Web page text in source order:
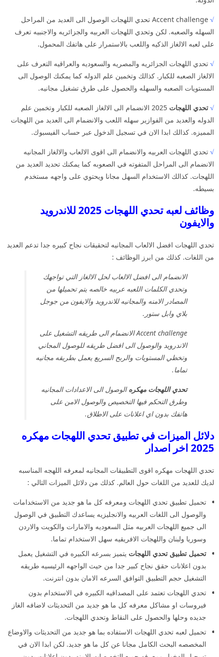
√
Accent challenge تحدي اللهجات الوصول الى العديد من المراحل
السهله والصعبه. لكن وتحدي اللهجات العربيه والجزائريه والاجنبيه تعرف
على لعبه الالغاز الذكيه واللعب بالاستمرار على هاتفك المحمول.
√ تحدي اللهجات الجزائريه والمصريه والسعوديه والعراقيه التعرف على
الالغاز الصعبه للكبار. كذالك وتخمين علم الدوله كما يمكنك الوصول الى
المستويات الصعبه والسهله والحصول على طرق تشغيل مجانيه.
√ تحدي اللهجات
2025 الانضمام الى الالغاز الصعبه للكبار وتخمين علم
الدوله والعديد من الفوازير سهله اللعب والانضمام الى العديد من اللهجات
المميزه. كذالك ابدا الان في تسجيل الدخول عبر حساب الفيسبوك.
√ تحدي اللهجات العربيه والانضمام الى اقوى الالعاب والالغاز المجانيه
الانضمام الى المراحل المتفوته في الصعوبه كما يمكنك تحديد العديد من
اللهجات. كذالك الاستخدام السهل مجانا ويحتوي على واجهه مستخدم
بسيطه.
وظائف لعبه تحدي اللهجات 2025 للاندرويد
والايفون
تحدي اللهجات افضل الالعاب المجانيه لتحقيقات نجاح كبيره جدا تدعم العديد
من اللغات. كذلك من ابرز الوظائف :
الانضمام الى افضل الالعاب لحل الالغاز التي تواجهك
وتحدي الكلمات اللعبه عربيه خالصه يتم تحميلها من
المصادر الامنه والمجانيه للاندرويد والايفون من جوجل
بلاي وابل ستور.
Accent challenge الانضمام الى طريقه التشغيل على
الاندرويد والوصول الى افضل طريقه للوصول المجاني
وتخطي المستويات والربح السريع يعمل بطريقه مجانيه
تماما.
تحدي اللهجات مهكره الوصول الى الاعدادات المجانيه
وطرق التحكم فيها التخصيص والوصول الامن على
هاتفك بدون اي اعلانات على الاطلاق.
دلائل الميزات في تطبيق تحدي اللهجات مهكره
2025 اخر اصدار
تحدي اللهجات مهكره اقوى التطبيقات المجانيه لمعرفه اللهجه المناسبه
لديك للعديد من اللغات حول العالم. كذلك من دلائل الميزات التالي :
تحميل تطبيق تحدي اللهجات ومعرفه كل ما هو جديد من الاستخدامات
والوصول الى اللغات العربيه والانجليزيه يساعدك التطبيق في الوصول
الى جميع اللهجات العربيه مثل السعوديه والامارات والكويت والاردن
وسوريا ولبنان واللهجات الافريقيه سهل الاستخدام تماما.
تحميل تطبيق تحدي اللهجات يتميز بسرعه الكبيره في التشغيل يعمل
بدون اعلانات حقق نجاح كبير جدا من حيث الواجهه الرئيسيه طريقه
التشغيل حجم التطبيق التوافق السرعه الامان بدون انترنت.
تحدي اللهجات تعتمد على المصداقيه الكبيره في الاستخدام بدون
فيروسات او مشاكل معرفه كل ما هو جديد من التحديثات لاضافه الغاز
جديده وحلها والحصول على النقاط وتحدي اللهجات.
تحميل لعبه تحدي اللهجات الاستفاده بما هو جديد من التحديثات والاوضاع
المخصصه البحث الكامل مجانا عن كل ما هو جديد. لكن ابدا الان في